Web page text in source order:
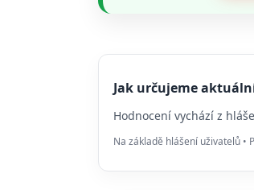
Jak určujeme
Hodnocení vychází z
Na základě hlášení uživatelů •